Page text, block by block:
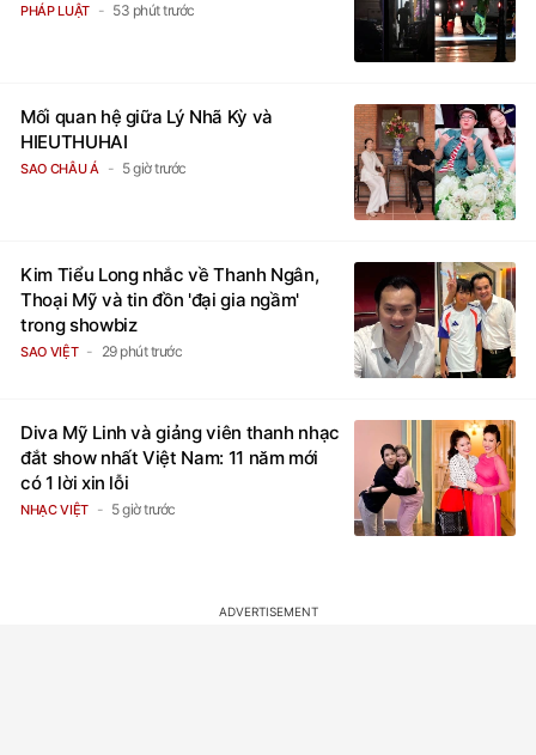
PHÁP LUẬT 53 phút trước
Mối quan hệ giữa Lý Nhã Kỳ và
HIEUTHUHAI
SAO CHÂU Á 5 giờ trước
Kim Tiểu Long nhắc về Thanh Ngân,
Thoại Mỹ và tin đồn 'đại gia ngầm'
trong showbiz
SAO VIỆT 29 phút trước
Diva Mỹ Linh và giảng viên thanh nhạc
đắt show nhất Việt Nam: 11 năm mới
có 1 lời xin lỗi
NHẠC VIỆT 5 giờ trước